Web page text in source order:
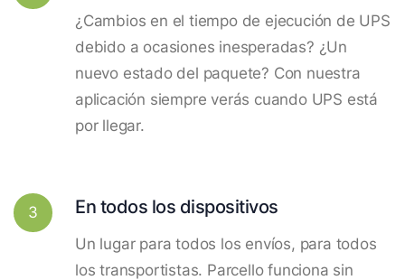
¿Cambios en el tiempo de ejecución de UPS
debido a ocasiones inesperadas? ¿Un
nuevo estado del paquete? Con nuestra
aplicación siempre verás cuando UPS está
por llegar.
3 En todos los dispositivos
Un lugar para todos los envíos, para todos
los transportistas. Parcello funciona sin